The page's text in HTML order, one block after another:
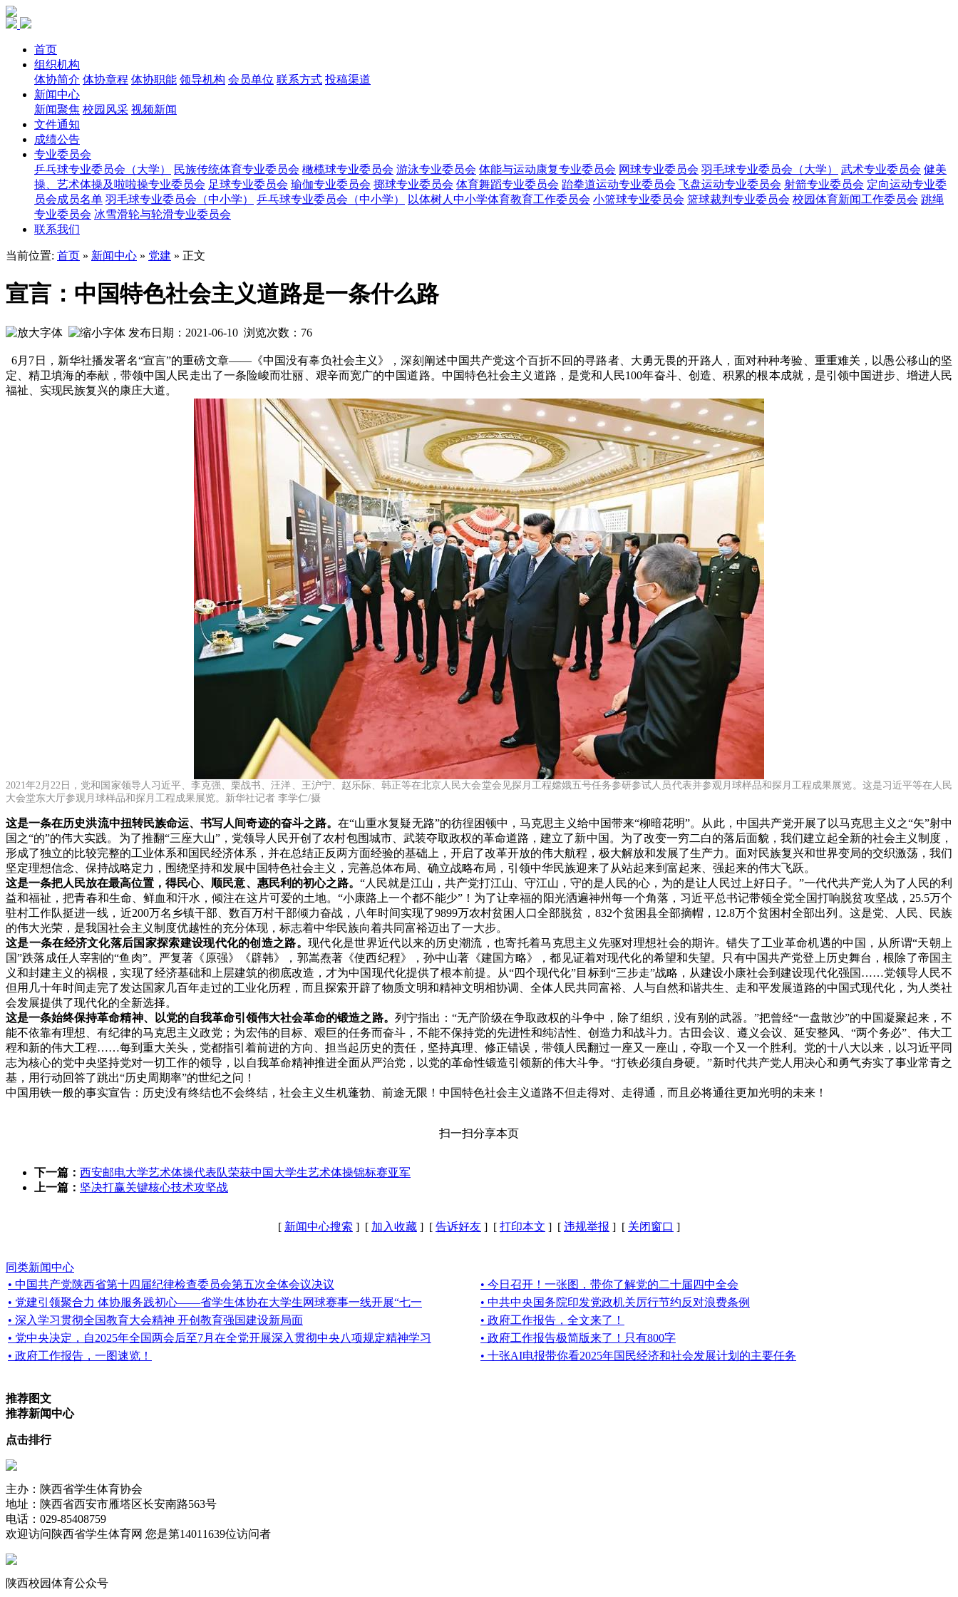
首页
组织机构
体协简介 体协章程 体协职能 领导机构 会员单位 联系方式 投稿渠道
新闻中心
新闻聚焦 校园风采 视频新闻
文件通知
成绩公告
专业委员会
乒乓球专业委员会（大学）
民族传统体育专业委员会 橄榄球专业委员会 游泳专业委员会 体能与运动康复专业委员会 网球专业委员会 羽毛球专业委员会（大学） 武术专业委员会 健美
操、艺术体操及啦啦操专业委员会 足球专业委员会 瑜伽专业委员会 掷球专业委员会 体育舞蹈专业委员会 跆拳道运动专业委员会 飞盘运动专业委员会 射箭专业委员会 定向运动专业委
员会成员名单 羽毛球专业委员会（中小学） 乒乓球专业委员会（中小学） 以体树人中小学体育教育工作委员会 小篮球专业委员会 篮球裁判专业委员会 校园体育新闻工作委员会 跳绳
专业委员会 冰雪滑轮与轮滑专业委员会
联系我们
当前位置: 首页 » 新闻中心 » 党建 » 正文
宣言：中国特色社会主义道路是一条什么路
发布日期：2021-06-10 浏览次数： 76
6月 7日，新华社播发署名“宣言”的重磅文章——《中国没有辜负社会主义》，深刻阐述中国共产党这个百折不回的寻路者、大勇无畏的开路人，面对种种考验、重重难关，以愚公移山的坚
定、精卫填海的奉献，带领中国人民走出了一条险峻而壮丽、艰辛而宽广的中国道路。中国特色社会主义道路，是党和人民100年奋斗、创造、积累的根本成就，是引领中国进步、增进人民
福祉、实现民族复兴的康庄大道。
2021年2月22日，党和国家领导人习近平、李克强、栗战书、汪洋、王沪宁、赵乐际、韩正等在北京人民大会堂会见探月工程嫦娥五号任务参研参试人员代表并参观月球样品和探月工程成果展览。这是习近平等在人民
大会堂东大厅参观月球样品和探月工程成果展览。新华社记者 李学仁/摄
这是一条在历史洪流中扭转民族命运、书写人间奇迹的奋斗之路。在“山重水复疑无路”的彷徨困顿中，马克思主义给中国带来“柳暗花明”。从此，中国共产党开展了以马克思主义之“矢”射中
国之“的”的伟大实践。为了推翻“三座大山”，党领导人民开创了农村包围城市、武装夺取政权的革命道路，建立了新中国。为了改变一穷二白的落后面貌，我们建立起全新的社会主义制度，
形成了独立的比较完整的工业体系和国民经济体系，并在总结正反两方面经验的基础上，开启了改革开放的伟大航程，极大解放和发展了生产力。面对民族复兴和世界变局的交织激荡，我们
坚定理想信念、保持战略定力，围绕坚持和发展中国特色社会主义，完善总体布局、确立战略布局，引领中华民族迎来了从站起来到富起来、强起来的伟大飞跃。
这是一条把人民放在最高位置，得民心、顺民意、惠民利的初心之路。 “人民就是江山，共产党打江山、守江山，守的是人民的心，为的是让人民过上好日子。”一代代共产党人为了人民的利
益和福祉，把青春和生命、鲜血和汗水，倾注在这片可爱的土地。“小康路上一个都不能少”！为了让幸福的阳光洒遍神州每一个角落，习近平总书记带领全党全国打响脱贫攻坚战， 25.5万个
驻村工作队挺进一线，近200万名乡镇干部、数百万村干部倾力奋战，八年时间实现了9899万农村贫困人口全部脱贫，832个贫困县全部摘帽，12.8万个贫困村全部出列。这是党、人民、民族
的伟大光荣，是我国社会主义制度优越性的充分体现，标志着中华民族向着共同富裕迈出了一大步。
这是一条在经济文化落后国家探索建设现代化的创造之路。现代化是世界近代以来的历史潮流，也寄托着马克思主义先驱对理想社会的期许。错失了工业革命机遇的中国，从所谓“天朝上
国”跌落成任人宰割的“鱼肉”。严复著《原强》《辟韩》，郭嵩焘著《使西纪程》，孙中山著《建国方略》，都见证着对现代化的希望和失望。只有中国共产党登上历史舞台，根除了帝国主
义和封建主义的祸根，实现了经济基础和上层建筑的彻底改造，才为中国现代化提供了根本前提。从“四个现代化”目标到“三步走”战略，从建设小康社会到建设现代化强国……党领导人民不
但用几十年时间走完了发达国家几百年走过的工业化历程，而且探索开辟了物质文明和精神文明相协调、全体人民共同富裕、人与自然和谐共生、走和平发展道路的中国式现代化，为人类社
会发展提供了现代化的全新选择。
这是一条始终保持革命精神、以党的自我革命引领伟大社会革命的锻造之路。 列宁指出：“无产阶级在争取政权的斗争中，除了组织，没有别的武器。”把曾经“一盘散沙”的中国凝聚起来，不
能不依靠有理想、有纪律的马克思主义政党；为宏伟的目标、艰巨的任务而奋斗，不能不保持党的先进性和纯洁性、创造力和战斗力。古田会议、遵义会议、延安整风、“两个务必”、伟大工
程和新的伟大工程……每到重大关头，党都指引着前进的方向、担当起历史的责任，坚持真理、修正错误，带领人民翻过一座又一座山，夺取一个又一个胜利。党的十八大以来，以习近平同
志为核心的党中央坚持党对一切工作的领导，以自我革命精神推进全面从严治党，以党的革命性锻造引领新的伟大斗争。“打铁必须自身硬。”新时代共产党人用决心和勇气夯实了事业常青之
基，用行动回答了跳出“历史周期率”的世纪之问！
中国用铁一般的事实宣告：历史没有终结也不会终结，社会主义生机蓬勃、前途无限！中国特色社会主义道路不但走得对、走得通，而且必将通往更加光明的未来！
扫一扫分享本页
下一篇： 西安邮电大学艺术体操代表队荣获中国大学生艺术体操锦标赛亚军
上一篇： 坚决打赢关键核心技术攻坚战
[ 新闻中心搜索 ] [ 加入收藏 ] [ 告诉好友 ] [ 打印本文 ] [ 违规举报 ] [ 关闭窗口 ]
同类新闻中心
• 中国共产党陕西省第十四届纪律检查委员会第五次全体会议决议
• 今日召开！一张图，带你了解党的二十届四中全会
• 党建引领聚合力 体协服务践初心——省学生体协在大学生网球赛事一线开展“七一
• 中共中央国务院印发党政机关厉行节约反对浪费条例
• 深入学习贯彻全国教育大会精神 开创教育强国建设新局面
• 政府工作报告，全文来了！
• 党中央决定，自2025年全国两会后至7月在全党开展深入贯彻中央八项规定精神学习
• 政府工作报告极简版来了！只有800字
• 政府工作报告，一图速览！
• 十张AI电报带你看2025年国民经济和社会发展计划的主要任务
推荐图文
推荐新闻中心
点击排行
主办：陕西省学生体育协会
地址：陕西省西安市雁塔区长安南路563号
电话：029-85408759
欢迎访问陕西省学生体育网 您是第14011639位访问者
陕西校园体育公众号